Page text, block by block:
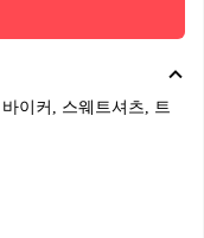
이커, 스웨트셔츠, 트